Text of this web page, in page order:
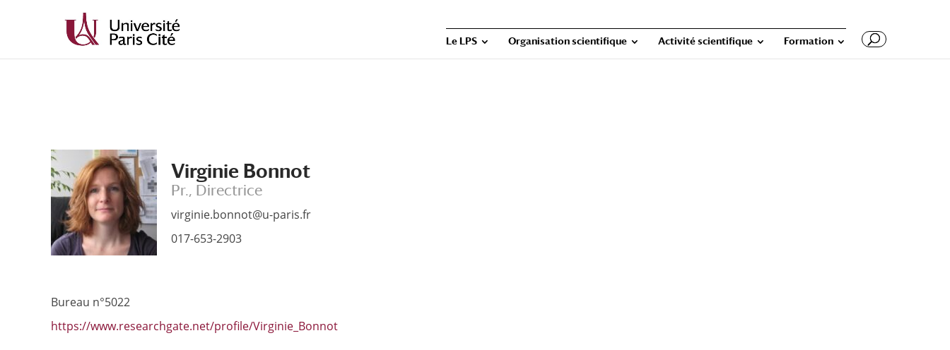
principal
navigation
Le LPS Organisation scientifique Activité scientifique Formation
Virginie Bonnot
Pr., Directrice
virginie.bonnot@u-paris.fr
017-653-2903
Bureau n°5022
https://www.researchgate.net/profile/Virginie_Bonnot